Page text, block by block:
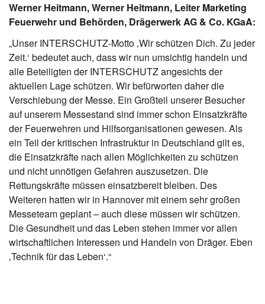
Werner Heitmann, Werner Heitmann, Leiter Marketing
Feuerwehr und Behörden, Drägerwerk AG & Co. KGaA:
„Unser INTERSCHUTZ-Motto ‚Wir schützen Dich. Zu jeder
Zeit.‘ bedeutet auch, dass wir nun umsichtig handeln und
alle Beteiligten der INTERSCHUTZ angesichts der
aktuellen Lage schützen. Wir befürworten daher die
Verschiebung der Messe. Ein Großteil unserer Besucher
auf unserem Messestand sind immer schon Einsatzkräfte
der Feuerwehren und Hilfsorganisationen gewesen. Als
ein Teil der kritischen Infrastruktur in Deutschland gilt es,
die Einsatzkräfte nach allen Möglichkeiten zu schützen
und nicht unnötigen Gefahren auszusetzen. Die
Rettungskräfte müssen einsatzbereit bleiben. Des
Weiteren hatten wir in Hannover mit einem sehr großen
Messeteam geplant – auch diese müssen wir schützen.
Die Gesundheit und das Leben stehen immer vor allen
wirtschaftlichen Interessen und Handeln von Dräger. Eben
‚Technik für das Leben‘.“